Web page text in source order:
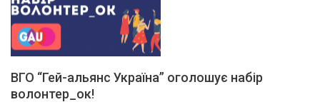
ВГО “Гей-альянс Україна” оголошує набір
волонтер_ок!